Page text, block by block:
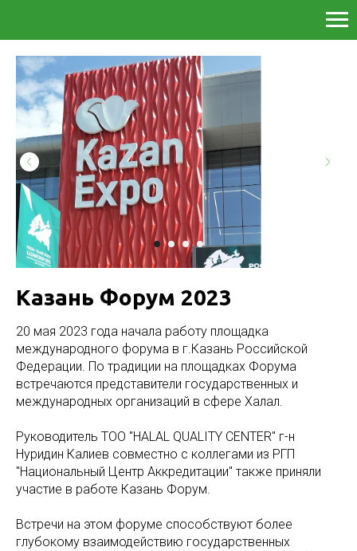
Казань Форум 2023
20 мая 2023 года начала работу площадка
международного форума в г.Казань Российской
Федерации. По традиции на площадках Форума
встречаются представители государственных и
международных организаций в сфере Халал.
Руководитель ТОО "HALAL QUALITY CENTER" г-н
Нуридин Калиев совместно с коллегами из РГП
"Национальный Центр Аккредитации" также приняли
участие в работе Казань Форум.
Встречи на этом форуме способствуют более
глубокому взаимодействию государственных